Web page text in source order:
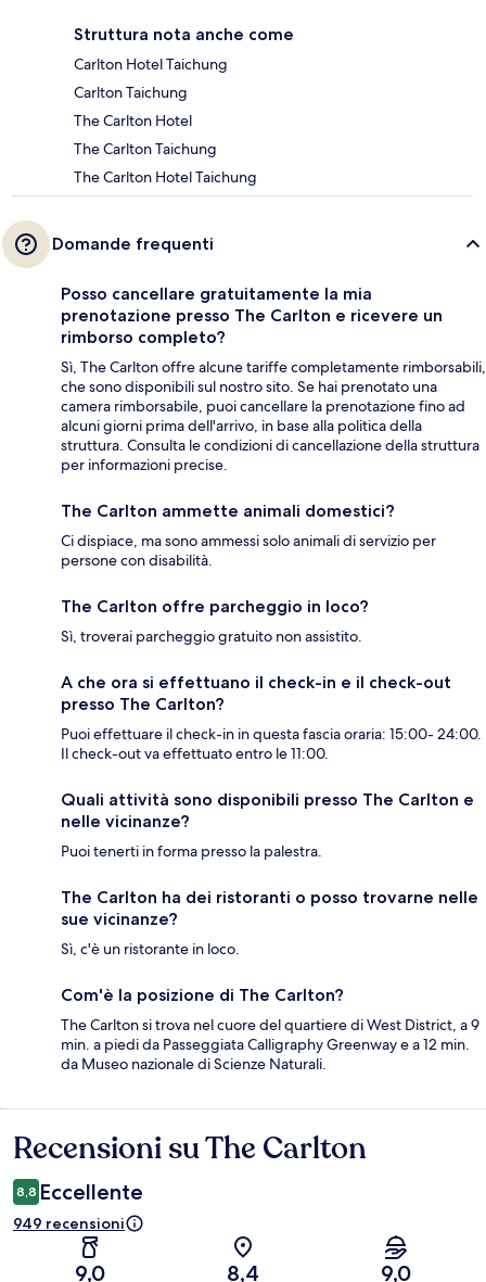
Struttura nota anche come
Carlton Hotel Taichung
Carlton Taichung
The Carlton Hotel
The Carlton Taichung
The Carlton Hotel Taichung
Domande frequenti
Posso cancellare gratuitamente la mia
prenotazione presso The Carlton e ricevere un
rimborso completo?
Sì, The Carlton offre alcune tariffe completamente rimborsabili,
che sono disponibili sul nostro sito. Se hai prenotato una
camera rimborsabile, puoi cancellare la prenotazione fino ad
alcuni giorni prima dell'arrivo, in base alla politica della
struttura. Consulta le condizioni di cancellazione della struttura
per informazioni precise.
The Carlton ammette animali domestici?
Ci dispiace, ma sono ammessi solo animali di servizio per
persone con disabilità.
The Carlton offre parcheggio in loco?
Sì, troverai parcheggio gratuito non assistito.
A che ora si effettuano il check-in e il check-out
presso The Carlton?
Puoi effettuare il check-in in questa fascia oraria: 15:00- 24:00.
Il check-out va effettuato entro le 11:00.
Quali attività sono disponibili presso The Carlton e
nelle vicinanze?
Puoi tenerti in forma presso la palestra.
The Carlton ha dei ristoranti o posso trovarne nelle
sue vicinanze?
Sì, c'è un ristorante in loco.
Com'è la posizione di The Carlton?
The Carlton si trova nel cuore del quartiere di West District, a 9
min. a piedi da Passeggiata Calligraphy Greenway e a 12 min.
da Museo nazionale di Scienze Naturali.
Recensioni
Recensioni su The Carlton
8,8 Eccellente
949 recensioni
9,0 8,4 9,0